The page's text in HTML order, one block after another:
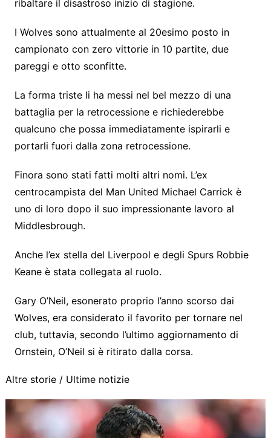
ribaltare il disastroso inizio di stagione.
I Wolves sono attualmente al 20esimo posto in
campionato con zero vittorie in 10 partite, due
pareggi e otto sconfitte.
La forma triste li ha messi nel bel mezzo di una
battaglia per la retrocessione e richiederebbe
qualcuno che possa immediatamente ispirarli e
portarli fuori dalla zona retrocessione.
Finora sono stati fatti molti altri nomi. L’ex
centrocampista del Man United Michael Carrick è
uno di loro dopo il suo impressionante lavoro al
Middlesbrough.
Anche l’ex stella del Liverpool e degli Spurs Robbie
Keane è stata collegata al ruolo.
Gary O’Neil, esonerato proprio l’anno scorso dai
Wolves, era considerato il favorito per tornare nel
club, tuttavia, secondo l’ultimo aggiornamento di
Ornstein, O’Neil si è ritirato dalla corsa.
Altre storie / Ultime notizie